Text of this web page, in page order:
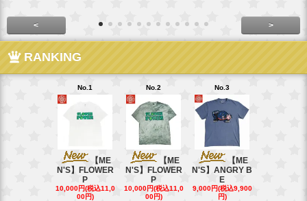
< >
RANKING
No.1
【ME
N'S】FLOWER
P
10,000円(税込11,0
00円)
No.2
【ME
N'S】FLOWER
P
10,000円(税込11,0
00円)
No.3
【ME
N'S】ANGRY B
E
9,000円(税込9,900
円)